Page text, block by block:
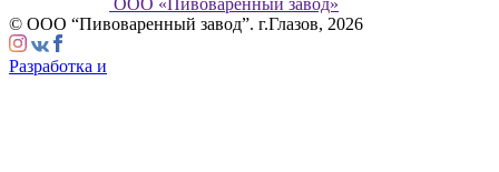
ООО «Пивоваренный завод»
© ООО “Пивоваренный завод”. г.Глазов, 2026
Разработка и